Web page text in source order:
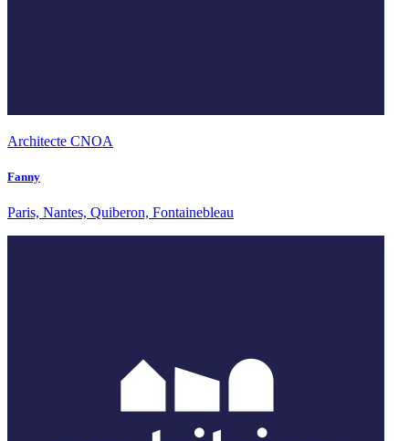
Architecte CNOA
Fanny
Paris, Nantes, Quiberon, Fontainebleau